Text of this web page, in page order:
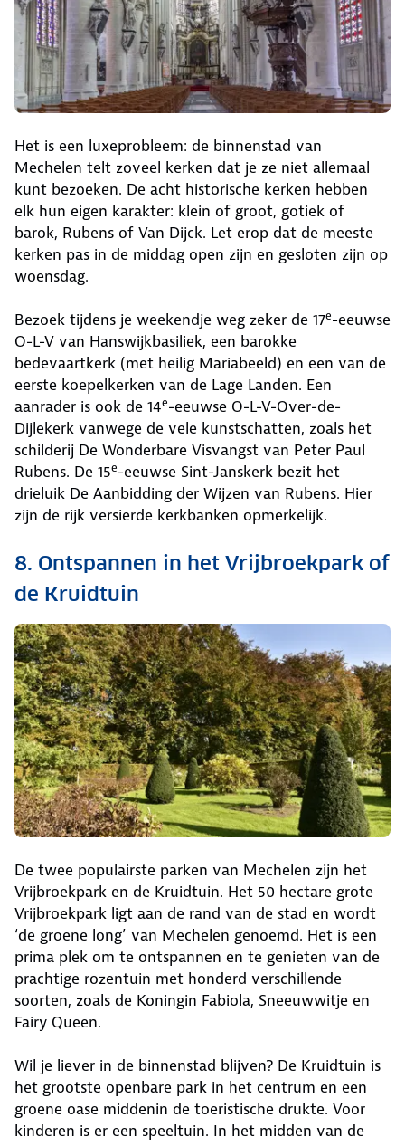
Het is een luxeprobleem: de binnenstad van
Mechelen telt zoveel kerken dat je ze niet allemaal
kunt bezoeken. De acht historische kerken hebben
elk hun eigen karakter: klein of groot, gotiek of
barok, Rubens of Van Dijck. Let erop dat de meeste
kerken pas in de middag open zijn en gesloten zijn op
woensdag.
Bezoek tijdens je weekendje weg zeker de 17e-eeuwse
O-L-V van Hanswijkbasiliek, een barokke
bedevaartkerk (met heilig Mariabeeld) en een van de
eerste koepelkerken van de Lage Landen. Een
aanrader is ook de 14e-eeuwse O-L-V-Over-de-
Dijlekerk vanwege de vele kunstschatten, zoals het
schilderij De Wonderbare Visvangst van Peter Paul
Rubens. De 15e-eeuwse Sint-Janskerk bezit het
drieluik De Aanbidding der Wijzen van Rubens. Hier
zijn de rijk versierde kerkbanken opmerkelijk.
8. Ontspannen in het Vrijbroekpark of
de Kruidtuin
De twee populairste parken van Mechelen zijn het
Vrijbroekpark en de Kruidtuin. Het 50 hectare grote
Vrijbroekpark ligt aan de rand van de stad en wordt
‘de groene long’ van Mechelen genoemd. Het is een
prima plek om te ontspannen en te genieten van de
prachtige rozentuin met honderd verschillende
soorten, zoals de Koningin Fabiola, Sneeuwwitje en
Fairy Queen.
Wil je liever in de binnenstad blijven? De Kruidtuin is
het grootste openbare park in het centrum en een
groene oase middenin de toeristische drukte. Voor
kinderen is er een speeltuin. In het midden van de